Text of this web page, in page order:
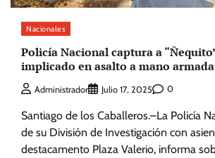
Nacionales
Policía Nacional captura a
implicado en asalto a mano
Administrador Julio 17, 2025 0
Santiago de los Caballeros.–La Policía
de su División de Investigación con
destacamento Plaza Valerio, informa